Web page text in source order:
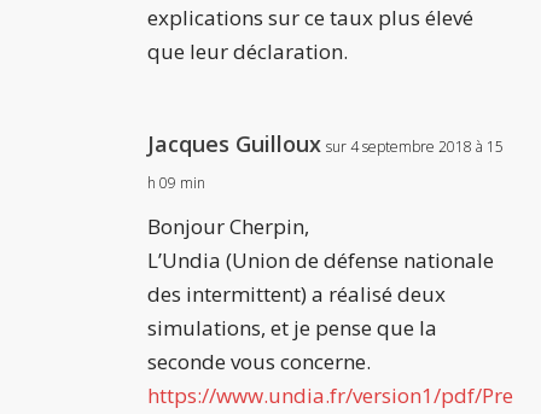
explications sur ce taux plus élevé
que leur déclaration.
Jacques Guilloux sur 4 septembre 2018 à 15
h 09 min
Bonjour Cherpin,
L’Undia (Union de défense nationale
des intermittent) a réalisé deux
simulations, et je pense que la
seconde vous concerne.
https://www.undia.fr/version1/pdf/Pre